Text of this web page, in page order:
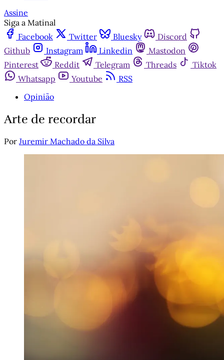
Assine
Siga a Matinal
Facebook
Twitter Bluesky
Discord
Github
Instagram Linkedin
Mastodon
Pinterest
Reddit Telegram Threads
Tiktok
Whatsapp
Youtube
RSS
Opinião
Arte de recordar
Por Juremir Machado da Silva